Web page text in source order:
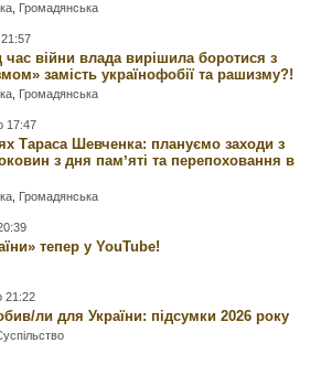
Громадянська
21:57
час війни влада вирішила боротися з
замість українофобії та рашизму?!
Громадянська
17:47
Тараса Шевченка: плануємо заходи з
з дня памʼяті та перепоховання в
Громадянська
тепер у YouTube!
21:22
ли для України: підсумки 2026 року